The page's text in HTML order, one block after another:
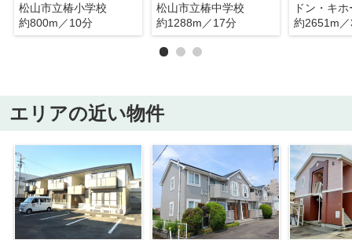
松山市立椿小学校
約800m／10分
松山市立椿中学校
約1288m／17分
ドン・キ
約2651m
エリアの近い物件